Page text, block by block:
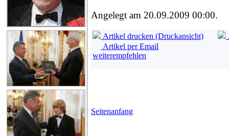
Angelegt am 20.09.2009 00:00.
Artikel drucken (Druckansicht)
Artikel per Email
weiterempfehlen
Seitenanfang